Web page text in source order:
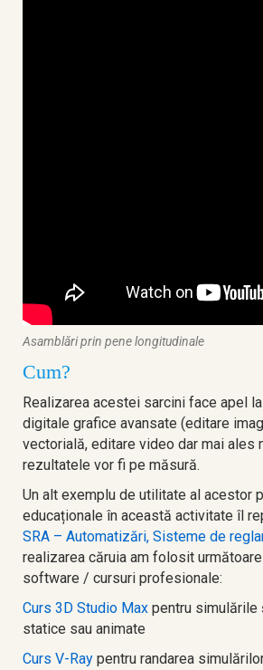
Asamblări prin pene longitudinale
Cum?
Realizarea acestei sarcini face apel
digitale grafice avansate (editare
vectorială, editare video dar mai ales
rezultatele vor fi pe măsură.
Un alt exemplu de utilitate al acestor
educaționale în această activitate îl
SRA – Automatizări, Sisteme de
realizarea căruia am folosit
software / cursuri profesionale:
Curs 3D Studio Max pentru simulările
statice sau animate
Curs V-Ray pentru randarea